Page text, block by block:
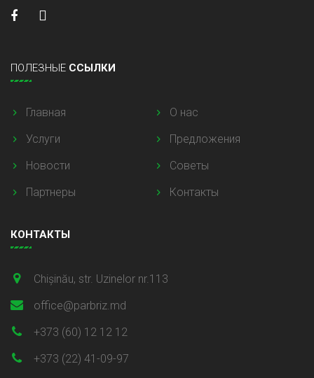
ПОЛЕЗНЫЕ ССЫЛКИ
Главная
О нас
Услуги
Предложения
Новости
Советы
Партнеры
Контакты
КОНТАКТЫ
Chișinău, str. Uzinelor nr.113
office@parbriz.md
+373 (60) 12 12 12
+373 (22) 41-09-97